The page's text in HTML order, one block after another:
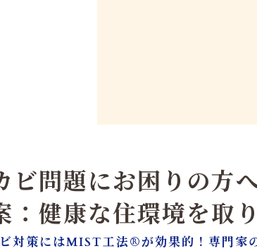
ビ問題にお困りの方
：健康な住環境を取
対策にはMIST工法®が効果的！専門家